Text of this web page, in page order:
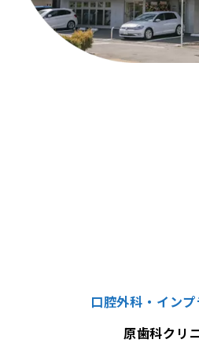
口腔外科・イン
原歯科クリ